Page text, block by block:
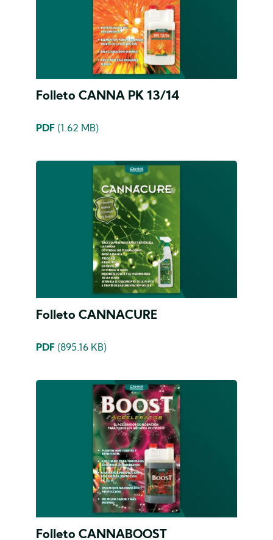
Folleto CANNA PK 13/14
PDF (1.62 MB)
Folleto CANNACURE
PDF (895.16 KB)
Folleto CANNABOOST